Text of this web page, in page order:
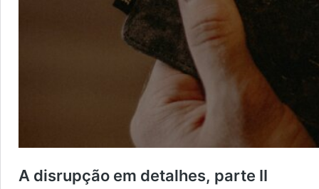
A disrupção em detalhes, parte II